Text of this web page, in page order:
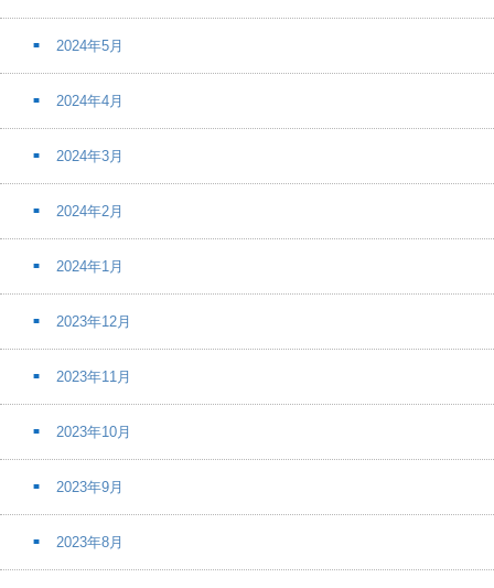
2024年5月
2024年4月
2024年3月
2024年2月
2024年1月
2023年12月
2023年11月
2023年10月
2023年9月
2023年8月